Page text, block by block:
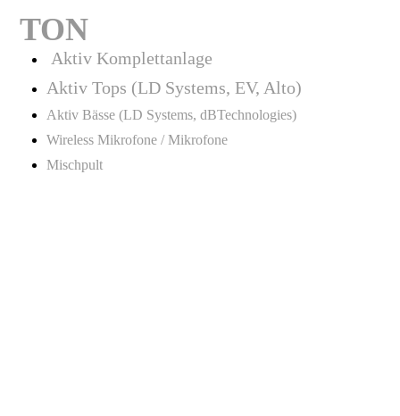
TON
Aktiv Komplettanlage
Aktiv Tops (LD Systems, EV, Alto)
Aktiv Bässe (LD Systems, dBTechnologies)
Wireless Mikrofone / Mikrofone
Mischpult